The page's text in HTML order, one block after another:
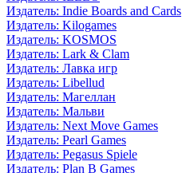
Издатель: Indie Boards and Cards
Издатель: Kilogames
Издатель: KOSMOS
Издатель: Lark & Clam
Издатель: Лавка игр
Издатель: Libellud
Издатель: Магеллан
Издатель: Мальви
Издатель: Next Move Games
Издатель: Pearl Games
Издатель: Pegasus Spiele
Издатель: Plan B Games